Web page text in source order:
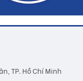
TP. Hồ Chí Minh